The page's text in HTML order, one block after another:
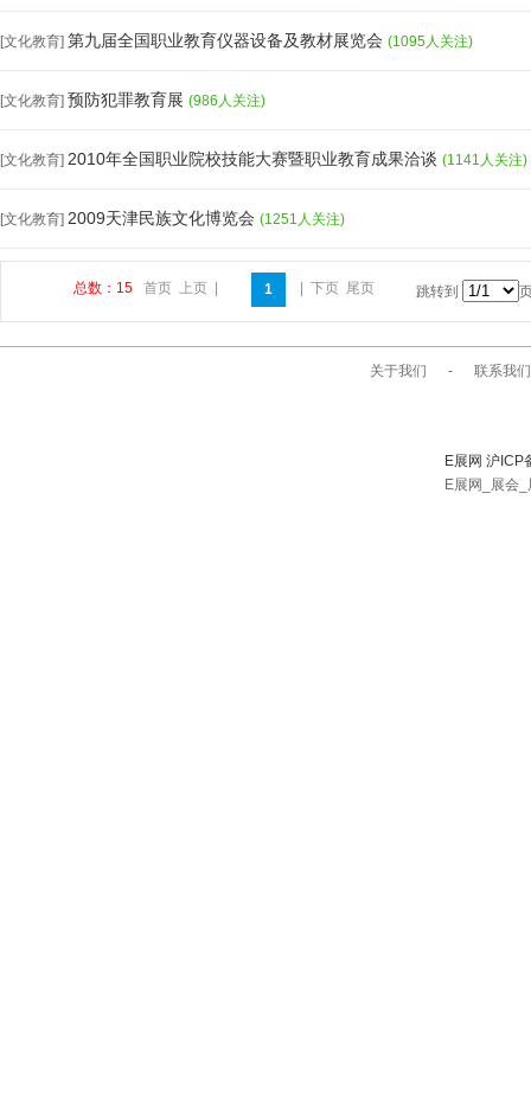
[文化教育] 第九届全国职业教育仪器设备及教材展览会 (1095人关注)
[文化教育] 预防犯罪教育展 (986人关注)
[文化教育] 2010年全国职业院校技能大赛暨职业教育成果洽谈 (1141人关注)
[文化教育] 2009天津民族文化博览会 (1251人关注)
总数：15 首页 上页 1 下页 尾页 跳转到
关于我们 - 联系我们
E展网 沪
E展网_展会